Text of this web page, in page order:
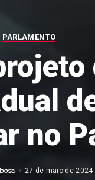
PARLAMENTO
no
27 de maio de 2024